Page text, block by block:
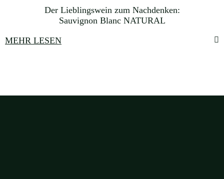
Der Lieblingswein zum Nachdenken:
Sauvignon Blanc NATURAL
MEHR LESEN